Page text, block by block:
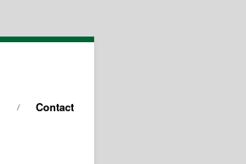
Contact